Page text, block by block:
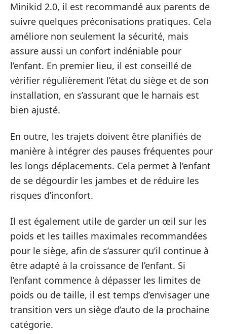
Minikid 2.0, il est recommandé aux parents de
suivre quelques préconisations pratiques. Cela
améliore non seulement la sécurité, mais
assure aussi un confort indéniable pour
l’enfant. En premier lieu, il est conseillé de
vérifier régulièrement l’état du siège et de son
installation, en s’assurant que le harnais est
bien ajusté.
En outre, les trajets doivent être planifiés de
manière à intégrer des pauses fréquentes pour
les longs déplacements. Cela permet à l’enfant
de se dégourdir les jambes et de réduire les
risques d’inconfort.
Il est également utile de garder un œil sur les
poids et les tailles maximales recommandées
pour le siège, afin de s’assurer qu’il continue à
être adapté à la croissance de l’enfant. Si
l’enfant commence à dépasser les limites de
poids ou de taille, il est temps d’envisager une
transition vers un siège d’auto de la prochaine
catégorie.